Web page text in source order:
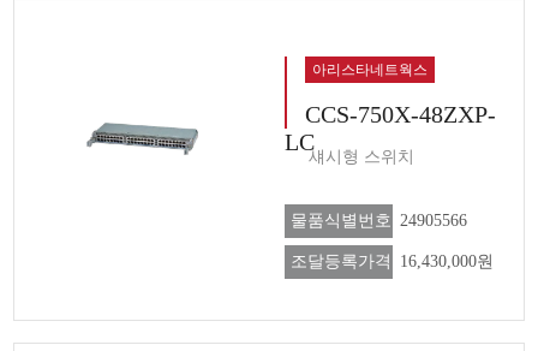
아리스타네트웍스
CCS-750X-48ZXP-
LC
섀시형 스위치
물품식별번호 24905566
조달등록가격 16,430,000원